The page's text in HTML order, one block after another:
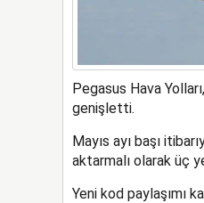
Pegasus Hava
genişletti.
Mayıs ayı başı
aktarmalı olarak üç
Yeni kod paylaşımı